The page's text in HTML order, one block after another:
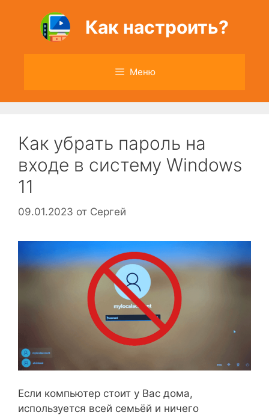
содержимому
Как настроить?
Меню
Как убрать пароль на
входе в систему Windows
11
09.01.2023 от Сергей
Если компьютер стоит у Вас дома,
используется всей семьёй и ничего